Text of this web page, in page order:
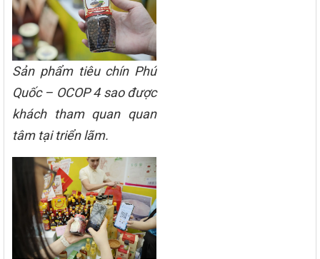
Sản phẩm tiêu chín Phú
Quốc – OCOP 4 sao được
khách tham quan quan
tâm tại triển lãm.